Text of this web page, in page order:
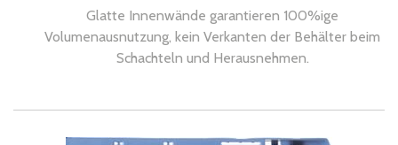
Glatte Innenwände garantieren 100%ige
Volumenausnutzung, kein Verkanten der Behälter beim
Schachteln und Herausnehmen.